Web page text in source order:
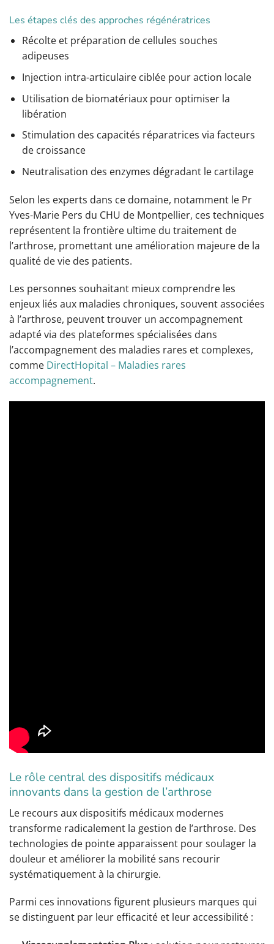
Les étapes clés des approches régénératrices
Récolte et préparation de cellules souches
adipeuses
Injection intra-articulaire ciblée pour action locale
Utilisation de biomatériaux pour optimiser la
libération
Stimulation des capacités réparatrices via facteurs
de croissance
Neutralisation des enzymes dégradant le cartilage
Selon les experts dans ce domaine, notamment le Pr
Yves-Marie Pers du CHU de Montpellier, ces techniques
représentent la frontière ultime du traitement de
l’arthrose, promettant une amélioration majeure de la
qualité de vie des patients.
Les personnes souhaitant mieux comprendre les
enjeux liés aux maladies chroniques, souvent associées
à l’arthrose, peuvent trouver un accompagnement
adapté via des plateformes spécialisées dans
l’accompagnement des maladies rares et complexes,
comme DirectHopital – Maladies rares
accompagnement.
Le rôle central des dispositifs médicaux
innovants dans la gestion de l’arthrose
Le recours aux dispositifs médicaux modernes
transforme radicalement la gestion de l’arthrose. Des
technologies de pointe apparaissent pour soulager la
douleur et améliorer la mobilité sans recourir
systématiquement à la chirurgie.
Parmi ces innovations figurent plusieurs marques qui
se distinguent par leur efficacité et leur accessibilité :